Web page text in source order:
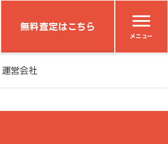
無料査定はこちら
メニュー
運営会社